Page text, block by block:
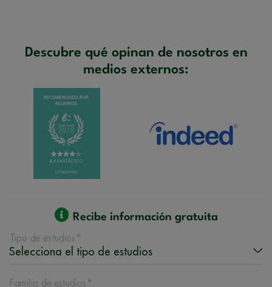
Descubre qué opinan de nosotros en
medios externos:
Recibe información gratuita
Tipo de estudios*
Familia de estudios*